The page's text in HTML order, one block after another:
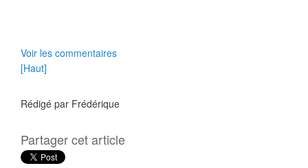
Voir les commentaires
[Haut]
Rédigé par Frédérique
Partager cet article